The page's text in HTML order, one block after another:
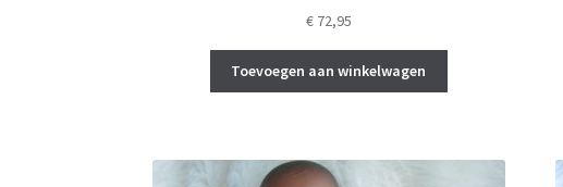
€72,95
Toevoegen aan winkelwagen